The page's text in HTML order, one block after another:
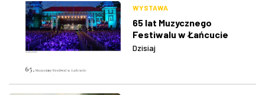
WYSTAWA
65 lat Muzycznego
Festiwalu w Łańcucie
Dzisiaj